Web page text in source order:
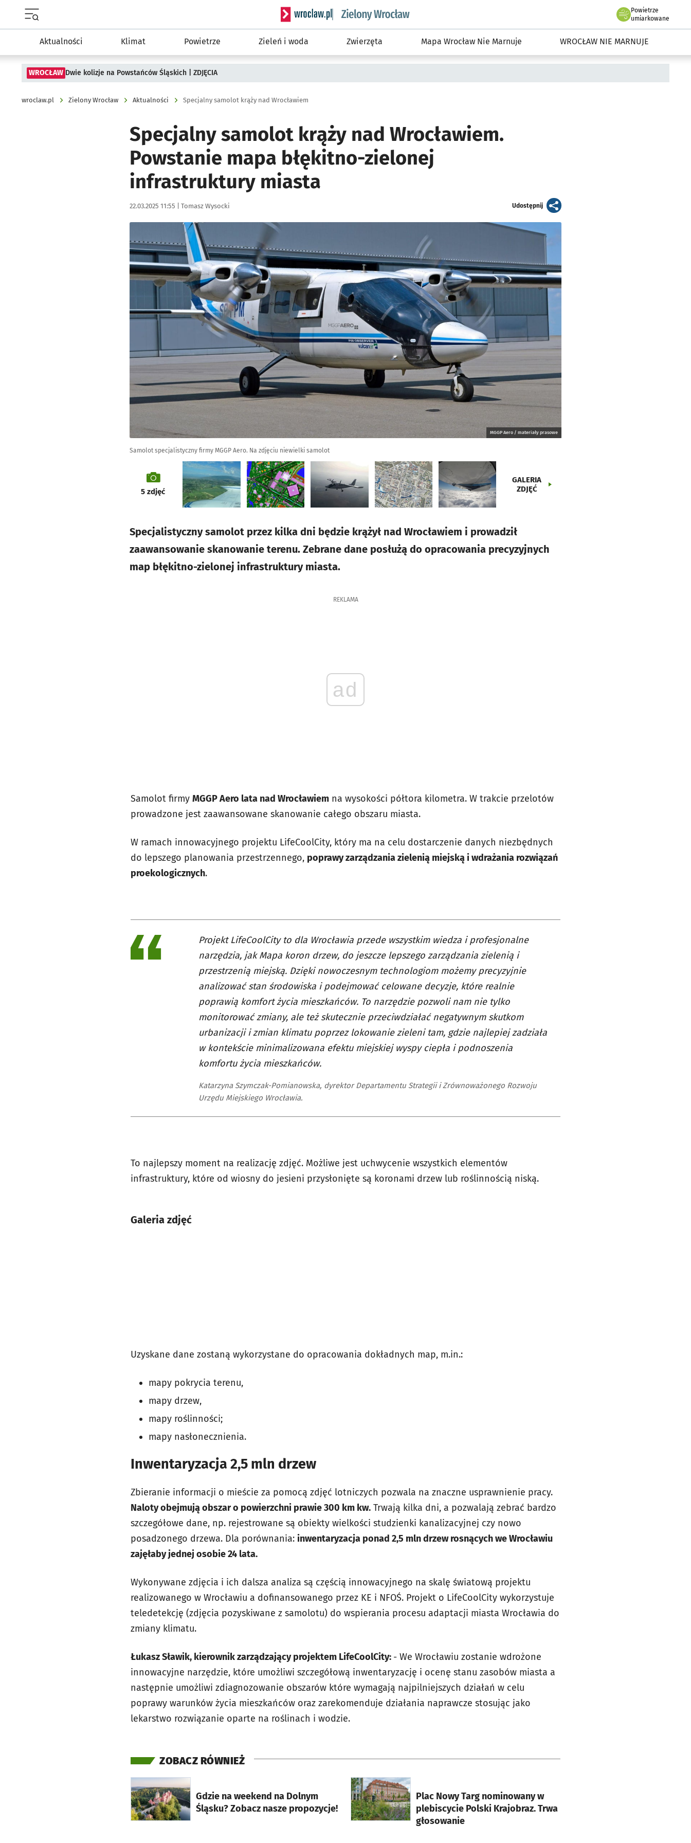
Serwis informacyjny wroclaw.pl podserwis: Środowisko we Wrocławiu
Powietrze
we Wrocławiu
umiarkowane
Aktualności Klimat Powietrze Zieleń i woda Zwierzęta Mapa Wrocław Nie Marnuje WROCŁAW NIE MARNUJE
WROCŁAW Dwie kolizje na Powstańców Śląskich | ZDJĘCIA
wroclaw.pl Zielony Wrocław Aktualności Specjalny samolot krąży nad Wrocławiem
Specjalny samolot krąży nad Wrocławiem.
Powstanie mapa błękitno-zielonej
infrastruktury miasta
Data publikacji:
22.03.2025 11:55 | Autor:
Tomasz Wysocki Udostępnijartykuł
Kliknij, aby zobaczyć galerię
MGGP Aero / materiały prasowe
Samolot specjalistyczny firmy MGGP Aero. Na zdjęciu niewielki samolot
galeria
5 zdjęć
GALERIA
ZDJĘĆ
Specjalistyczny samolot przez kilka dni będzie krążył nad Wrocławiem i prowadził
zaawansowanie skanowanie terenu. Zebrane dane posłużą do opracowania precyzyjnych
map błękitno-zielonej infrastruktury miasta.
REKLAMA
ad
Samolot firmy MGGP Aero lata nad Wrocławiem na wysokości półtora kilometra. W trakcie przelotów
prowadzone jest zaawansowane skanowanie całego obszaru miasta.
W ramach innowacyjnego projektu LifeCoolCity, który ma na celu dostarczenie danych niezbędnych
do lepszego planowania przestrzennego, poprawy zarządzania zielenią miejską i wdrażania rozwiązań
proekologicznych.
Projekt LifeCoolCity to dla Wrocławia przede wszystkim wiedza i profesjonalne
narzędzia, jak Mapa koron drzew, do jeszcze lepszego zarządzania zielenią i
przestrzenią miejską. Dzięki nowoczesnym technologiom możemy precyzyjnie
analizować stan środowiska i podejmować celowane decyzje, które realnie
poprawią komfort życia mieszkańców. To narzędzie pozwoli nam nie tylko
monitorować zmiany, ale też skutecznie przeciwdziałać negatywnym skutkom
urbanizacji i zmian klimatu poprzez lokowanie zieleni tam, gdzie najlepiej zadziała
w kontekście minimalizowana efektu miejskiej wyspy ciepła i podnoszenia
komfortu życia mieszkańców.
Katarzyna Szymczak-Pomianowska, dyrektor Departamentu Strategii i Zrównoważonego Rozwoju
Urzędu Miejskiego Wrocławia.
To najlepszy moment na realizację zdjęć. Możliwe jest uchwycenie wszystkich elementów
infrastruktury, które od wiosny do jesieni przysłonięte są koronami drzew lub roślinnością niską.
Galeria zdjęć
Uzyskane dane zostaną wykorzystane do opracowania dokładnych map, m.in.:
mapy pokrycia terenu,
mapy drzew,
mapy roślinności;
mapy nasłonecznienia.
Inwentaryzacja 2,5 mln drzew
Zbieranie informacji o mieście za pomocą zdjęć lotniczych pozwala na znaczne usprawnienie pracy.
Naloty obejmują obszar o powierzchni prawie 300 km kw. Trwają kilka dni, a pozwalają zebrać bardzo
szczegółowe dane, np. rejestrowane są obiekty wielkości studzienki kanalizacyjnej czy nowo
posadzonego drzewa. Dla porównania: inwentaryzacja ponad 2,5 mln drzew rosnących we Wrocławiu
zajęłaby jednej osobie 24 lata.
Wykonywane zdjęcia i ich dalsza analiza są częścią innowacyjnego na skalę światową projektu
realizowanego w Wrocławiu a dofinansowanego przez KE i NFOŚ. Projekt o LifeCoolCity wykorzystuje
teledetekcję (zdjęcia pozyskiwane z samolotu) do wspierania procesu adaptacji miasta Wrocławia do
zmiany klimatu.
Łukasz Sławik, kierownik zarządzający projektem LifeCoolCity: - We Wrocławiu zostanie wdrożone
innowacyjne narzędzie, które umożliwi szczegółową inwentaryzację i ocenę stanu zasobów miasta a
następnie umożliwi zdiagnozowanie obszarów które wymagają najpilniejszych działań w celu
poprawy warunków życia mieszkańców oraz zarekomenduje działania naprawcze stosując jako
lekarstwo rozwiązanie oparte na roślinach i wodzie.
ZOBACZ RÓWNIEŻ
Gdzie na weekend na Dolnym
Śląsku? Zobacz nasze propozycje!
otworzy się w nowej karcie
Plac Nowy Targ nominowany w
plebiscycie Polski Krajobraz. Trwa
głosowanie
otworzy się w nowej karcie